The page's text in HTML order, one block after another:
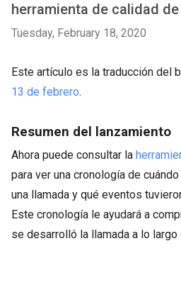
herramienta de calidad
Tuesday, February 18, 2020
Este artículo es la traducción del
13 de febrero.
Resumen del lanzamiento
Ahora puede consultar la
para ver una cronología de
una llamada y qué eventos
Este cronología le ayudará a
se desarrolló la llamada a lo largo